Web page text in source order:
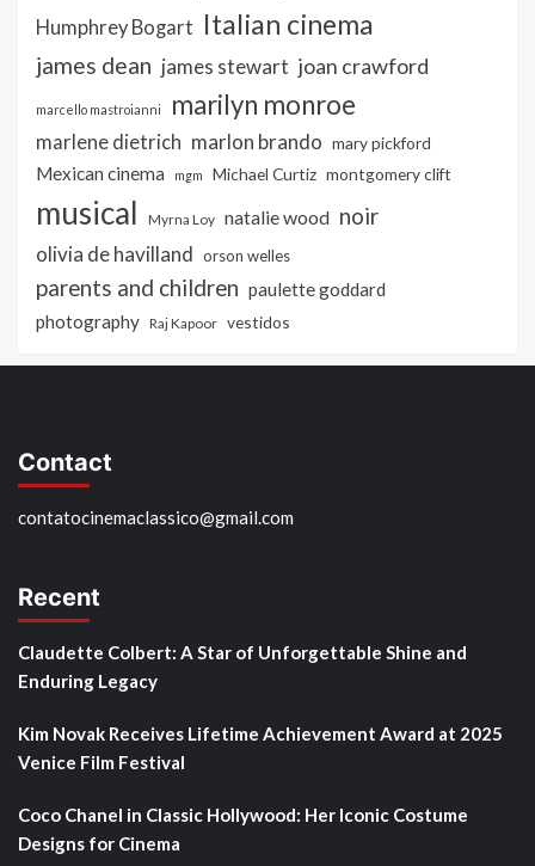
Humphrey Bogart Italian cinema
james dean james stewart joan crawford
marcello mastroianni marilyn monroe
marlene dietrich marlon brando mary pickford
Mexican cinema mgm Michael Curtiz montgomery clift
musical Myrna Loy natalie wood noir
olivia de havilland orson welles
parents and children paulette goddard
photography Raj Kapoor vestidos
Contact
contatocinemaclassico@gmail.com
Recent
Claudette Colbert: A Star of Unforgettable Shine and
Enduring Legacy
Kim Novak Receives Lifetime Achievement Award at 2025
Venice Film Festival
Coco Chanel in Classic Hollywood: Her Iconic Costume
Designs for Cinema